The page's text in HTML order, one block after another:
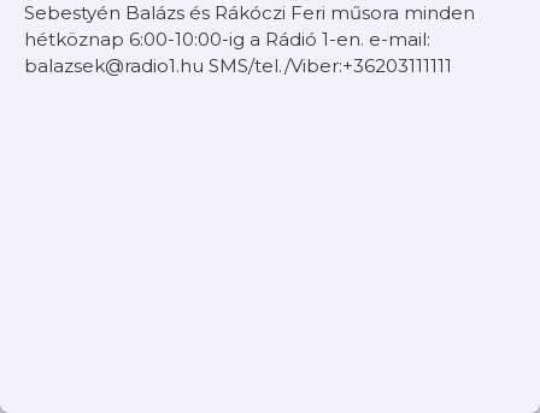
Sebestyén Balázs és Rákóczi Feri műsora minden
hétköznap 6:00-10:00-ig a Rádió 1-en. e-mail:
balazsek@radio1.hu SMS/tel./Viber:+36203111111